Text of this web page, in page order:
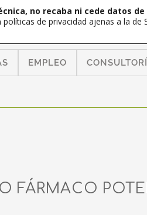
EMPLEO
FÁRMACO
no recaba ni cede datos
de privacidad ajenas a la